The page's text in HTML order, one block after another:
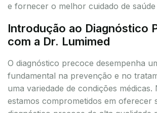
e fornecer o melhor cuidado de saúde
Introdução ao Diagnóstico
com a Dr. Lumimed
O diagnóstico precoce desempenha
fundamental na prevenção e no
uma variedade de condições médicas.
estamos comprometidos em oferecer